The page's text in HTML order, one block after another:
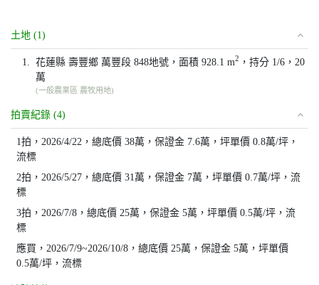
土地 (1)
1. 花蓮縣 壽豐鄉 萬豐段 848地號，面積 928.1 m2 ，持分 1/6，20
萬
(一般農業區 農牧用地)
拍賣紀錄 (4)
1拍，2026/4/22，總底價 38萬，保證金 7.6萬，坪單價 0.8萬/坪，
流標
2拍，2026/5/27，總底價 31萬，保證金 7萬，坪單價 0.7萬/坪，流
標
3拍，2026/7/8，總底價 25萬，保證金 5萬，坪單價 0.5萬/坪，流
標
應買，2026/7/9~2026/10/8，總底價 25萬，保證金 5萬，坪單價
0.5萬/坪，流標